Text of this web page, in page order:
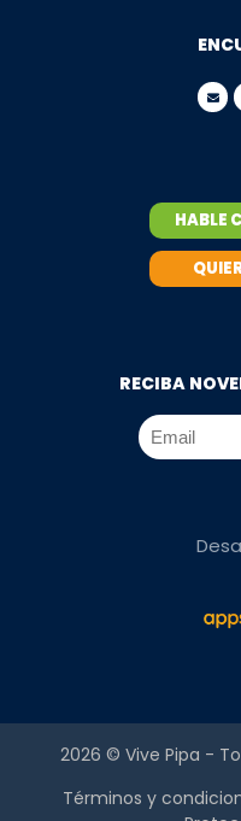
HABLE
RECIBA
2026 © Vive Pipa -
Términos y